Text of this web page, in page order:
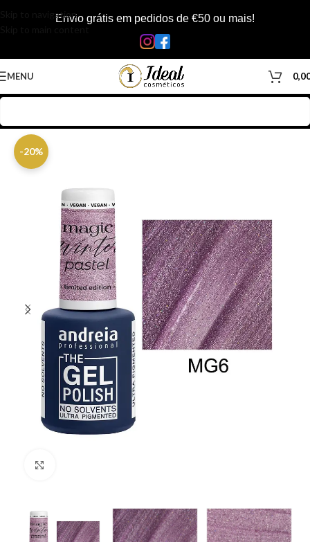
Skip to navigationEnvio grátis em pedidos de €50 ou mais!
MENU
-20%